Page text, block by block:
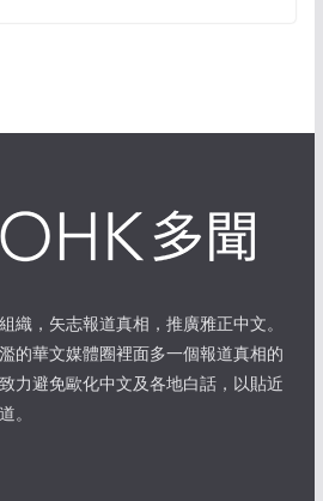
織，矢志報道真相，推廣雅正中文。
的華文媒體圈裡面多一個報道真相的
力避免歐化中文及各地白話，以貼近
。